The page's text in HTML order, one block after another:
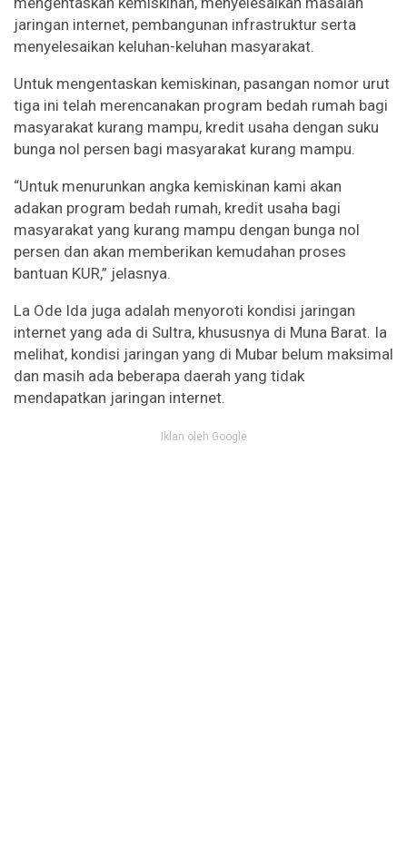
jaringan internet, pembangunan infrastruktur serta
menyelesaikan keluhan-keluhan masyarakat.
Untuk mengentaskan kemiskinan, pasangan nomor urut
tiga ini telah merencanakan program bedah rumah bagi
masyarakat kurang mampu, kredit usaha dengan suku
bunga nol persen bagi masyarakat kurang mampu.
“Untuk menurunkan angka kemiskinan kami akan
adakan program bedah rumah, kredit usaha bagi
masyarakat yang kurang mampu dengan bunga nol
persen dan akan memberikan kemudahan proses
bantuan KUR,” jelasnya.
La Ode Ida juga adalah menyoroti kondisi jaringan
internet yang ada di Sultra, khususnya di Muna Barat. Ia
melihat, kondisi jaringan yang di Mubar belum maksimal
dan masih ada beberapa daerah yang tidak
mendapatkan jaringan internet.
Iklan oleh Google